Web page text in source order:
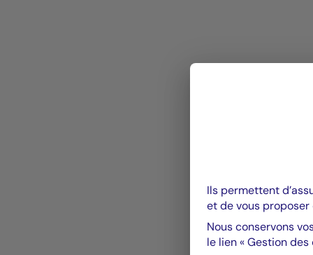
Ils permettent
et de vous proposer
Nous conservons
le lien « Gestion